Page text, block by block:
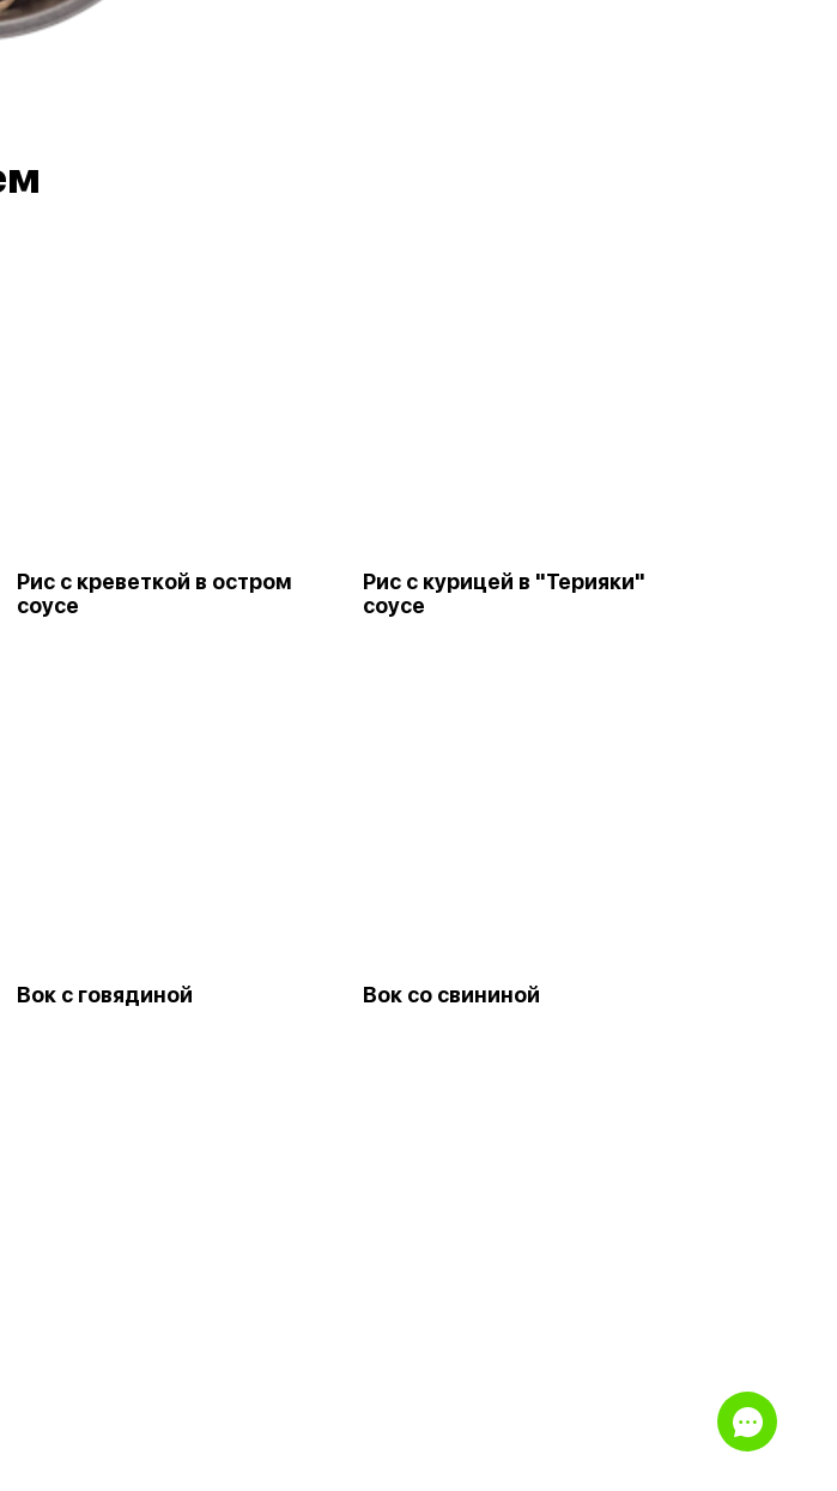
Рис с креветкой в остром
соусе
Рис с курицей в "Терияки"
соусе
Вок с говядиной Вок со свининой